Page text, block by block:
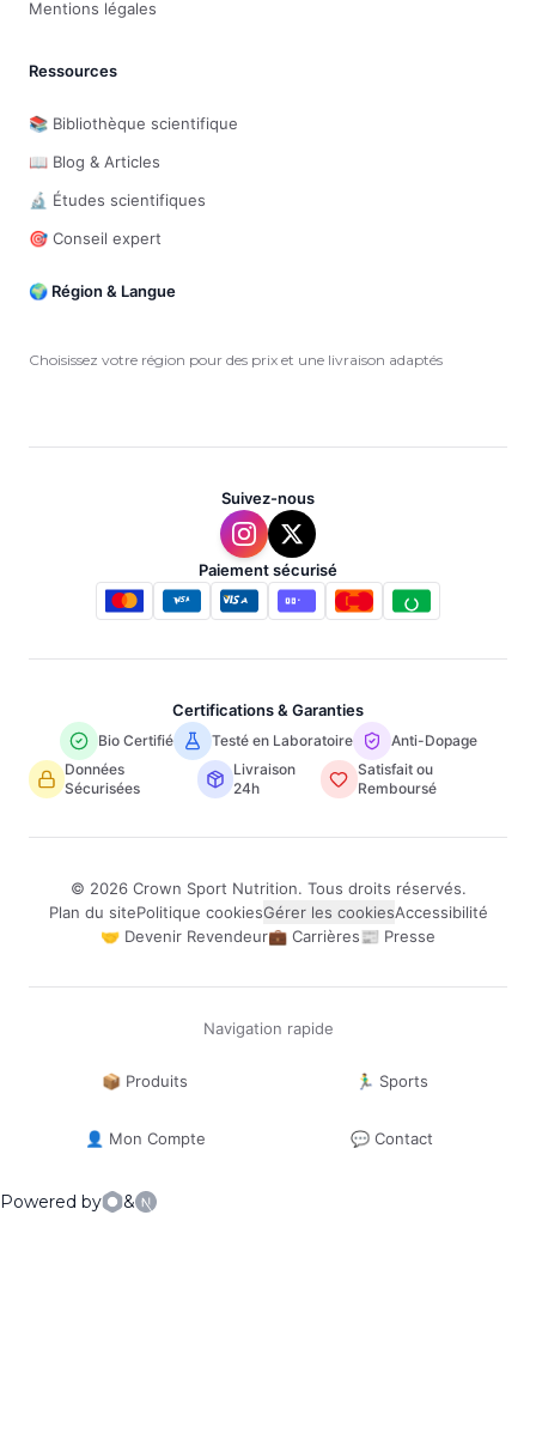
Mentions légales
Ressources
📚 Bibliothèque scientifique
📖 Blog & Articles
🔬 Études scientifiques
🎯 Conseil expert
🌍 Région & Langue
Choisissez votre région pour des prix et une livraison adaptés
Suivez-nous
Paiement sécurisé
Certifications & Garanties
Bio Certifié Testé en Laboratoire
Anti-Dopage
Données
Sécurisées
Livraison
24h
Satisfait ou
Remboursé
© 2026Crown Sport Nutrition. Tous droits réservés.
Plan du sitePolitique cookiesGérer les cookiesAccessibilité
🤝 Devenir Revendeur💼 Carrières📰 Presse
Navigation rapide
📦 Produits 🏃‍♂️ Sports
👤 Mon Compte 💬 Contact
Powered by &